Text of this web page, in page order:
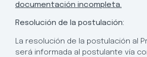
documentación incompleta.
Resolución de la postulación:
La resolución de la postulación al
será informada al postulante vía